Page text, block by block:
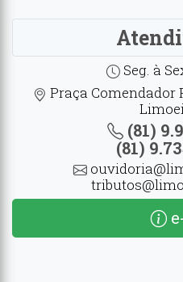
Seg. à
Praça Comendador
(81)
(81)